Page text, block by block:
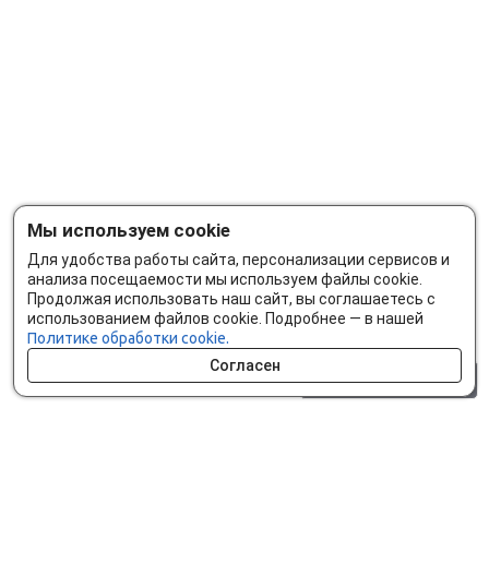
Мы используем cookie
Для удобства работы сайта, персонализации сервисов и
анализа посещаемости мы используем файлы cookie.
Продолжая использовать наш сайт, вы соглашаетесь с
использованием файлов cookie. Подробнее — в нашей
Политике обработки cookie.
Согласен